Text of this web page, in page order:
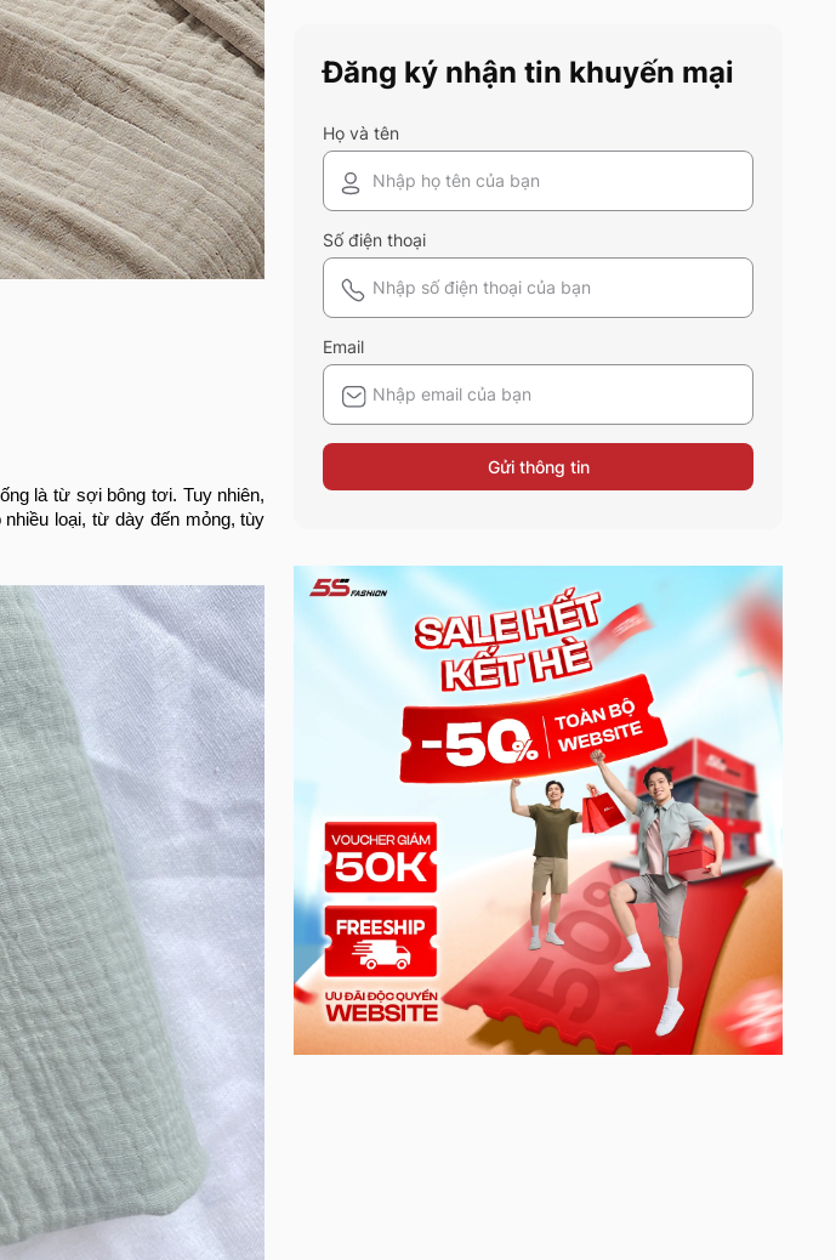
là từ sợi bông tơi. Tuy nhiên,
loại, từ dày đến mỏng, tùy
Đăng ký nhận tin khuyến mại
Họ và tên
Số điện thoại
Email
Gửi thông tin